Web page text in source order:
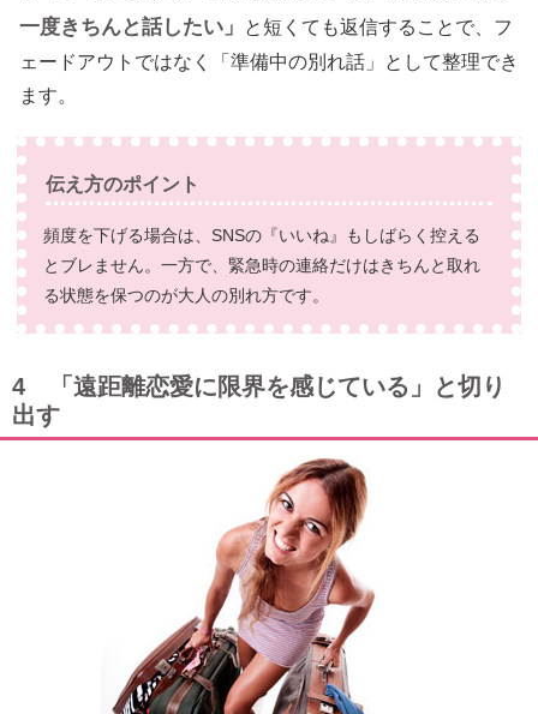
一度きちんと話したい」
と短くても返信することで、フ
ェードアウトではなく「準備中の別れ話」として整理でき
ます。
伝え方のポイント
頻度を下げる場合は、SNSの『いいね』もしばらく控える
とブレません。一方で、緊急時の連絡だけはきちんと取れ
る状態を保つのが大人の別れ方です。
4 「遠距離恋愛に限界を感じている」と切り
出す